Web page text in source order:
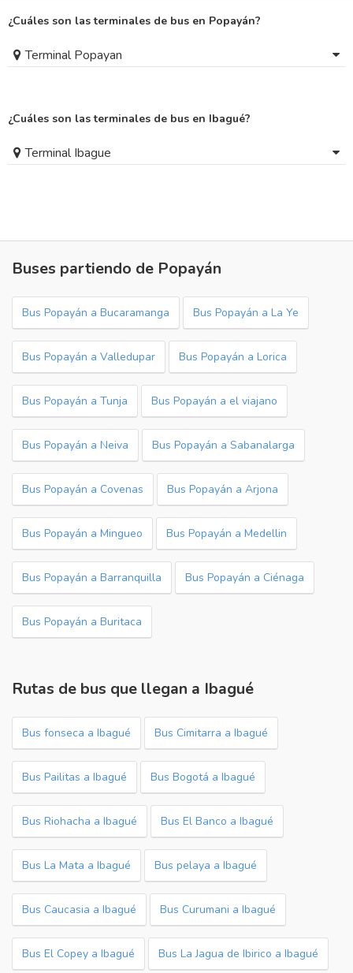
¿Cuáles son las terminales de bus en Popayán?
Terminal Popayan
¿Cuáles son las terminales de bus en Ibagué?
Terminal Ibague
Buses partiendo de Popayán
Bus Popayán a Bucaramanga Bus Popayán a La Ye
Bus Popayán a Valledupar Bus Popayán a Lorica
Bus Popayán a Tunja Bus Popayán a el viajano
Bus Popayán a Neiva Bus Popayán a Sabanalarga
Bus Popayán a Covenas Bus Popayán a Arjona
Bus Popayán a Mingueo Bus Popayán a Medellin
Bus Popayán a Barranquilla Bus Popayán a Ciénaga
Bus Popayán a Buritaca
Rutas de bus que llegan a Ibagué
Bus fonseca a Ibagué Bus Cimitarra a Ibagué
Bus Pailitas a Ibagué Bus Bogotá a Ibagué
Bus Riohacha a Ibagué Bus El Banco a Ibagué
Bus La Mata a Ibagué Bus pelaya a Ibagué
Bus Caucasia a Ibagué Bus Curumani a Ibagué
Bus El Copey a Ibagué Bus La Jagua de Ibirico a Ibagué